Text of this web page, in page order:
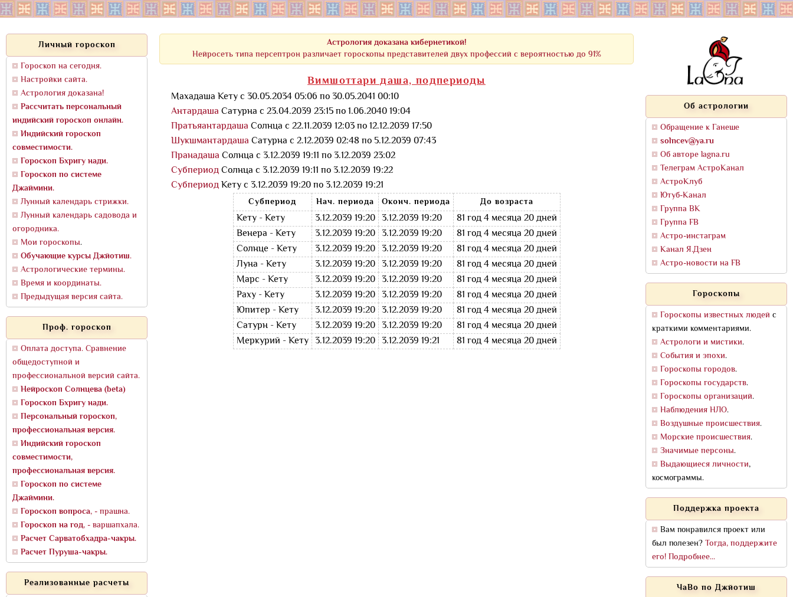
Личный гороскоп
Гороскоп на сегодня.
Настройки сайта.
Астрология доказана!
Рассчитать персональный
индийский гороскоп онлайн.
Индийский гороскоп
совместимости.
Гороскоп Бхригу нади.
Гороскоп по системе
Джаймини.
Лунный календарь стрижки.
Лунный календарь садовода и
огородника.
Мои гороскопы.
Обучающие курсы Джйотиш.
Астрологические термины.
Время и координаты.
Предыдущая версия сайта.
Проф. гороскоп
Оплата доступа. Сравнение
общедоступной и
профессиональной версий сайта.
Нейроскоп Солнцева (beta)
Гороскоп Бхригу нади.
Персональный гороскоп,
профессиональная версия.
Индийский гороскоп
совместимости,
профессиональная версия.
Гороскоп по системе
Джаймини.
Гороскоп вопроса, - прашна.
Гороскоп на год, - варшапхала.
Расчет Сарватобхадра-чакры.
Расчет Пуруша-чакры.
Реализованные расчеты
Астрология доказана кибернетикой!
Нейросеть типа персептрон различает гороскопы представителей двух профессий с вероятностью до 91%
Вимшоттари даша, подпериоды
Махадаша Кету с 30.05.2034 05:06 по 30.05.2041 00:10
Антардаша Сатурна с 23.04.2039 23:15 по 1.06.2040 19:04
Пратьяантардаша Солнца с 22.11.2039 12:03 по 12.12.2039 17:50
Шукшмантардаша Сатурна с 2.12.2039 02:48 по 5.12.2039 07:43
Пранадаша Солнца с 3.12.2039 19:11 по 3.12.2039 23:02
СубпериодСолнца с 3.12.2039 19:11 по 3.12.2039 19:22
СубпериодКету с 3.12.2039 19:20 по 3.12.2039 19:21
Субпериод Нач. периода Оконч. периода До возраста
Кету - Кету 3.12.2039 19:20 3.12.2039 19:20
81 год 4 месяца 20 дней
Венера - Кету
3.12.2039 19:20 3.12.2039 19:20
81 год 4 месяца 20 дней
Солнце - Кету
3.12.2039 19:20 3.12.2039 19:20
81 год 4 месяца 20 дней
Луна - Кету
3.12.2039 19:20 3.12.2039 19:20
81 год 4 месяца 20 дней
Марс - Кету
3.12.2039 19:20 3.12.2039 19:20
81 год 4 месяца 20 дней
Раху - Кету
3.12.2039 19:20 3.12.2039 19:20
81 год 4 месяца 20 дней
Юпитер - Кету
3.12.2039 19:20 3.12.2039 19:20
81 год 4 месяца 20 дней
Сатурн - Кету
3.12.2039 19:20 3.12.2039 19:20
81 год 4 месяца 20 дней
Меркурий - Кету 3.12.2039 19:20 3.12.2039 19:21 81 год 4 месяца 20 дней
Об астрологии
Обращение к Ганеше
solncev@ya.ru
Об авторе lagna.ru
Телеграм АстроКанал
АстроКлуб
Ютуб-Канал
Группа ВК
Группа FB
Астро-инстаграм
Канал Я.Дзен
Астро-новости на FB
Гороскопы
Гороскопы известных людей с
краткими комментариями.
Астрологи и мистики.
События и эпохи.
Гороскопы городов.
Гороскопы государств.
Гороскопы организаций.
Наблюдения НЛО.
Воздушные происшествия.
Морские происшествия.
Значимые персоны.
Выдающиеся личности,
космограммы.
Поддержка проекта
Вам понравился проект или
был полезен?Тогда, поддержите
его! Подробнее...
ЧаВо по Джйотиш